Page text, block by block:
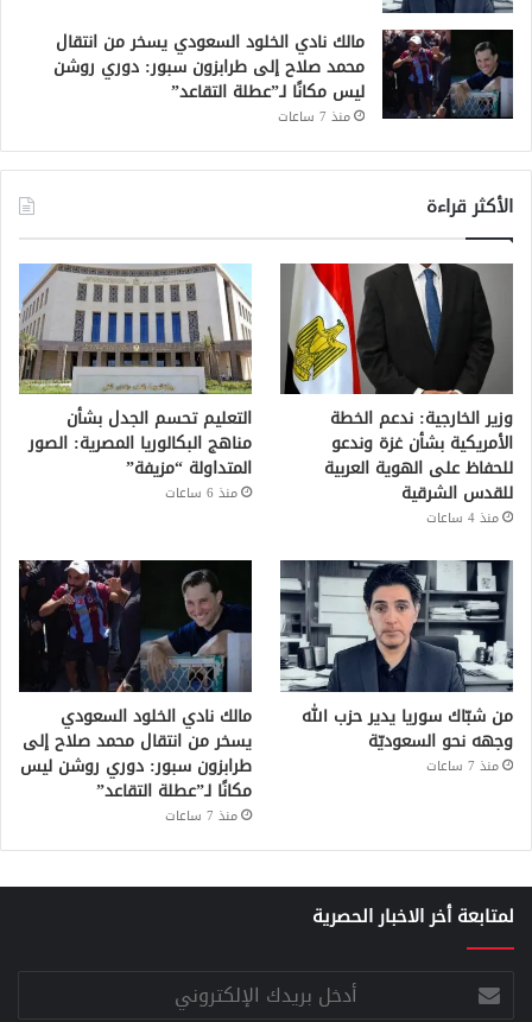
مالك نادي الخلود السعودي يسخر من انتقال
محمد صلاح إلى طرابزون سبور: دوري روشن
ليس مكانًا لـ”عطلة التقاعد”
منذ 7 ساعات
الأكثر قراءة
وزير الخارجية: ندعم الخطة
الأمريكية بشأن غزة وندعو
للحفاظ على الهوية العربية
للقدس الشرقية
منذ 4 ساعات
التعليم تحسم الجدل بشأن
مناهج البكالوريا المصرية: الصور
المتداولة “مزيفة”
منذ 6 ساعات
من شبّاك سوريا يدير حزب الله
وجهه نحو السعوديّة
منذ 7 ساعات
مالك نادي الخلود السعودي
يسخر من انتقال محمد صلاح إلى
طرابزون سبور: دوري روشن ليس
مكانًا لـ”عطلة التقاعد”
منذ 7 ساعات
لمتابعة أخر الاخبار الحصرية
أدخل
بريدك